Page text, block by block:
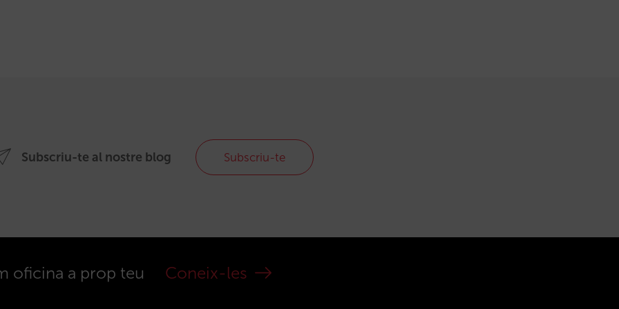
Subscriu-te al nostre blog Subscriu-te
oficina a prop teu Coneix-les